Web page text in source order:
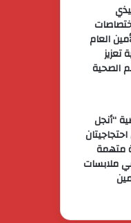
العام
تعزيز
الصحية
“أنجل
متهمة
ملابسات